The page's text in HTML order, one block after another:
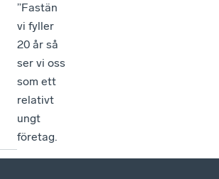
”Fastän
vi fyller
20 år så
ser vi oss
som ett
relativt
ungt
företag.